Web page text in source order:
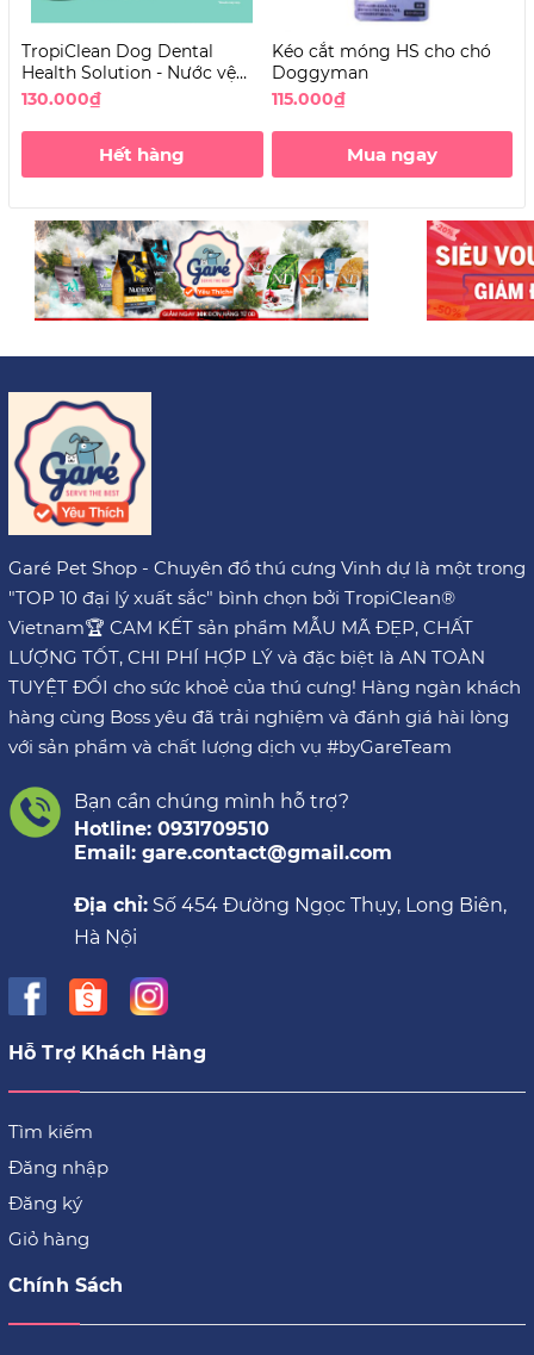
TropiClean Dog Dental
Health Solution - Nước vệ
sinh răng miệng cho Chó
không vị
130.000₫
Hết hàng
Kéo cắt móng HS cho chó
Doggyman
115.000₫
Mua ngay
Garé Pet Shop - Chuyên đồ thú cưng Vinh dự là một trong
"TOP 10 đại lý xuất sắc" bình chọn bởi TropiClean®
Vietnam🏆 CAM KẾT sản phẩm MẪU MÃ ĐẸP, CHẤT
LƯỢNG TỐT, CHI PHÍ HỢP LÝ và đặc biệt là AN TOÀN
TUYỆT ĐỐI cho sức khoẻ của thú cưng! Hàng ngàn khách
hàng cùng Boss yêu đã trải nghiệm và đánh giá hài lòng
với sản phẩm và chất lượng dịch vụ #byGareTeam
Bạn cần chúng mình hỗ trợ?
Hotline: 0931709510
Email: gare.contact@gmail.com
Địa chỉ: Số 454 Đường Ngọc Thụy, Long Biên,
Hà Nội
Hỗ Trợ Khách Hàng
Tìm kiếm
Đăng nhập
Đăng ký
Giỏ hàng
Chính Sách